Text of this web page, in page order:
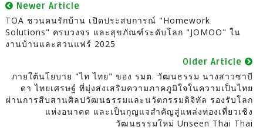
Newer Article
TOA ชวนคนรักบ้าน เปิดประสบการณ์ "Homework
Solutions" ครบวงจร และสุขภัณฑ์ระดับโลก "JOMOO" ใน
งานบ้านและสวนแฟร์ 2025
Older Article
ภายใต้นโยบาย "ไท ไทย" ของ รมต. วัฒนธรรม นางสาวซาบี
ดา ไทยเศรษฐ์ ที่มุ่งส่งเสริมความภาคภูมิใจในความเป็นไทย
ผ่านการสืบสานศิลปวัฒนธรรมและนวัตกรรมดิจิทัล รองรับโลก
แห่งอนาคต และเป็นกุญแจสำคัญสู่แหล่งท่องเที่ยวเชิง
วัฒนธรรมใหม่ Unseen Thai Thai